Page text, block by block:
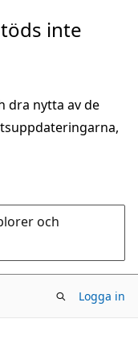
inte
dra nytta av de
och
Logga in